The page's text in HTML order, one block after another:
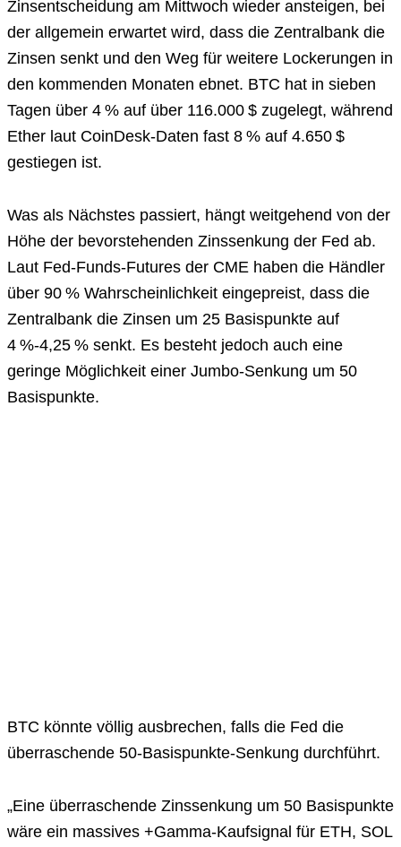
Zinsentscheidung am Mittwoch wieder ansteigen, bei
der allgemein erwartet wird, dass die Zentralbank die
Zinsen senkt und den Weg für weitere Lockerungen in
den kommenden Monaten ebnet. BTC hat in sieben
Tagen über 4 % auf über 116.000 $ zugelegt, während
Ether laut CoinDesk-Daten fast 8 % auf 4.650 $
gestiegen ist.
Was als Nächstes passiert, hängt weitgehend von der
Höhe der bevorstehenden Zinssenkung der Fed ab.
Laut Fed-Funds-Futures der CME haben die Händler
über 90 % Wahrscheinlichkeit eingepreist, dass die
Zentralbank die Zinsen um 25 Basispunkte auf
4 %-4,25 % senkt. Es besteht jedoch auch eine
geringe Möglichkeit einer Jumbo-Senkung um 50
Basispunkte.
BTC könnte völlig ausbrechen, falls die Fed die
überraschende 50-Basispunkte-Senkung durchführt.
„Eine überraschende Zinssenkung um 50 Basispunkte
wäre ein massives +Gamma-Kaufsignal für ETH, SOL